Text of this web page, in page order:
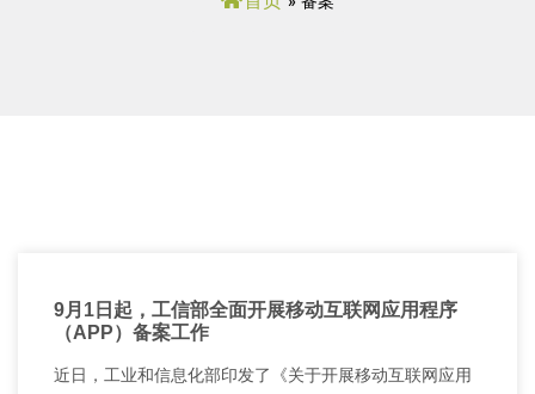
9月1日起，工信部全面开展移动互联网应用程序
（APP）备案工作
近日，工业和信息化部印发了《关于开展移动互联网应用